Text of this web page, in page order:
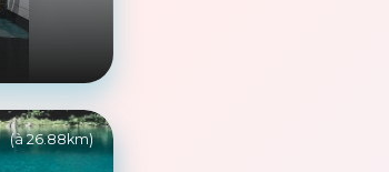
(à 26.88km)